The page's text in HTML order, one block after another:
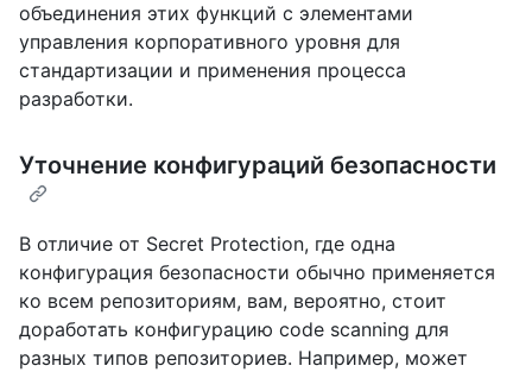
объединения этих функций с элементами
управления корпоративного уровня для
стандартизации и применения процесса
разработки.
Уточнение конфигураций безопасности
В отличие от Secret Protection, где одна
конфигурация безопасности обычно применяется
ко всем репозиториям, вам, вероятно, стоит
доработать конфигурацию code scanning для
разных типов репозиториев. Например, может